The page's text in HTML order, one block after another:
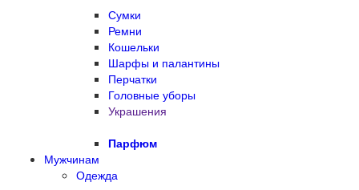
Сумки
Ремни
Кошельки
Шарфы и палантины
Перчатки
Головные уборы
Украшения
Парфюм
Мужчинам
Одежда